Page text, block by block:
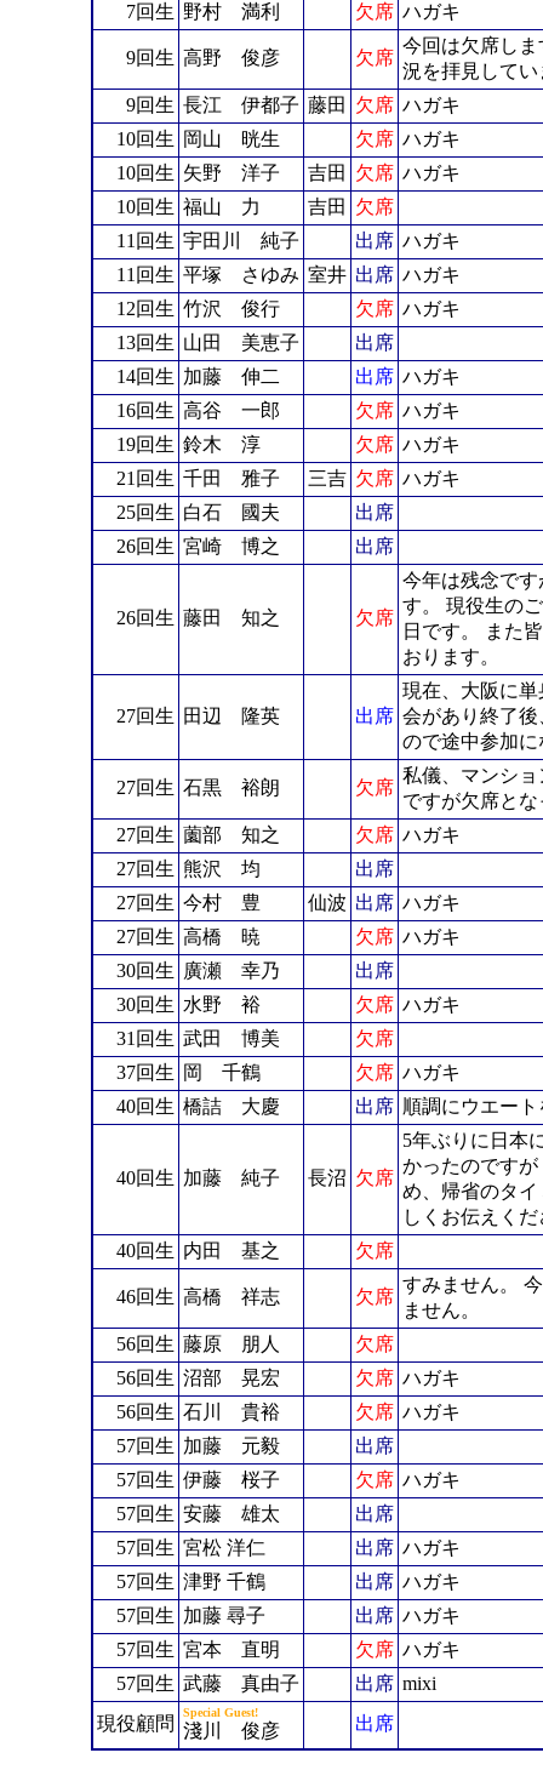
7回生 野村 満利 欠席 ハガキ
9回生 高野 俊彦 欠席
今回は欠席し
況を拝見して
9回生 長江 伊都子 藤田 欠席 ハガキ
10回生 岡山 晄生 欠席 ハガキ
10回生 矢野 洋子 吉田 欠席 ハガキ
10回生 福山 力 吉田
欠席
11回生 宇田川 純子 出席 ハガキ
11回生 平塚 さゆみ 室井 出席 ハガキ
12回生 竹沢 俊行 欠席 ハガキ
13回生 山田 美恵子
出席
14回生 加藤 伸二 出席 ハガキ
16回生 高谷 一郎 欠席 ハガキ
19回生 鈴木 淳 欠席 ハガキ
21回生 千田 雅子 三吉 欠席 ハガキ
25回生 白石 國夫
出席
26回生 宮崎 博之 出席
26回生 藤田 知之 欠席
今年は残念で
す。 現役生の
日です。 また
おります。
27回生 田辺 隆英 出席
現在、大阪に
会があり終了
ので途中参加
27回生 石黒 裕朗 欠席
私儀、マンシ
ですが欠席と
27回生 薗部 知之 欠席 ハガキ
27回生 熊沢 均
出席
27回生 今村 豊 仙波 出席 ハガキ
27回生 高橋 暁 欠席 ハガキ
30回生 廣瀬 幸乃
出席
30回生 水野 裕 欠席 ハガキ
31回生 武田 博美
欠席
37回生 岡 千鶴 欠席 ハガキ
40回生 橋詰 大慶 出席 順調にウエー
40回生 加藤 純子 長沼 欠席
5年ぶりに日本
かったのです
め、帰省のタ
しくお伝えく
40回生 内田 基之 欠席
46回生 高橋 祥志 欠席
すみません。
ません。
56回生 藤原 朋人
欠席
56回生 沼部 晃宏 欠席 ハガキ
56回生 石川 貴裕 欠席 ハガキ
57回生 加藤 元毅
出席
57回生 伊藤 桜子 欠席 ハガキ
57回生 安藤 雄太
出席
57回生 宮松 洋仁 出席 ハガキ
57回生 津野 千鶴 出席 ハガキ
57回生 加藤 尋子 出席 ハガキ
57回生 宮本 直明 欠席 ハガキ
57回生 武藤 真由子 出席 mixi
現役顧問
Special Guest!
淺川 俊彦 出席